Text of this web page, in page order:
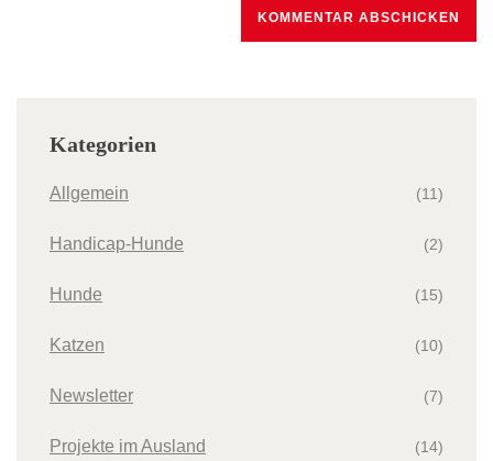
Kategorien
Allgemein (11)
Handicap-Hunde (2)
Hunde (15)
Katzen (10)
Newsletter (7)
Projekte im Ausland (14)